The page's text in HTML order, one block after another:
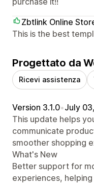
Zbtlink Online
This is the best
Progettato da
Ricevi assistenza
Version 3.1.0•July
This update helps
communicate
smoother shopping
What's New
Better support for
experiences,